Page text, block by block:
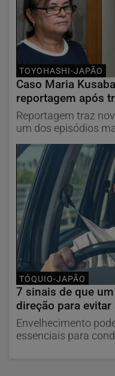
TOYOHASHI-JAPÃO
Caso Maria
reportagem após
Reportagem traz
um dos episódios
TÓQUIO-JAPÃO
7 sinais de que
direção para
Envelhecimento
essenciais para